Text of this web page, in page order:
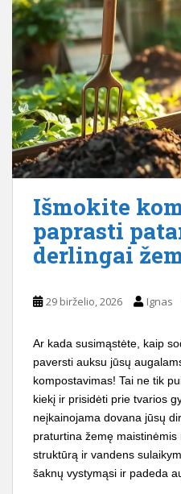
Išmokite
paprasti
derlingai
29 birželio, 2026 Ignas
Ar kada susimąstėte, kaip
paversti auksu jūsų
kompostavimas! Tai ne tik
kiekį ir prisidėti prie tvarios
neįkainojama dovana jūsų
praturtina žemę
struktūrą ir vandens
šaknų vystymąsi ir padeda